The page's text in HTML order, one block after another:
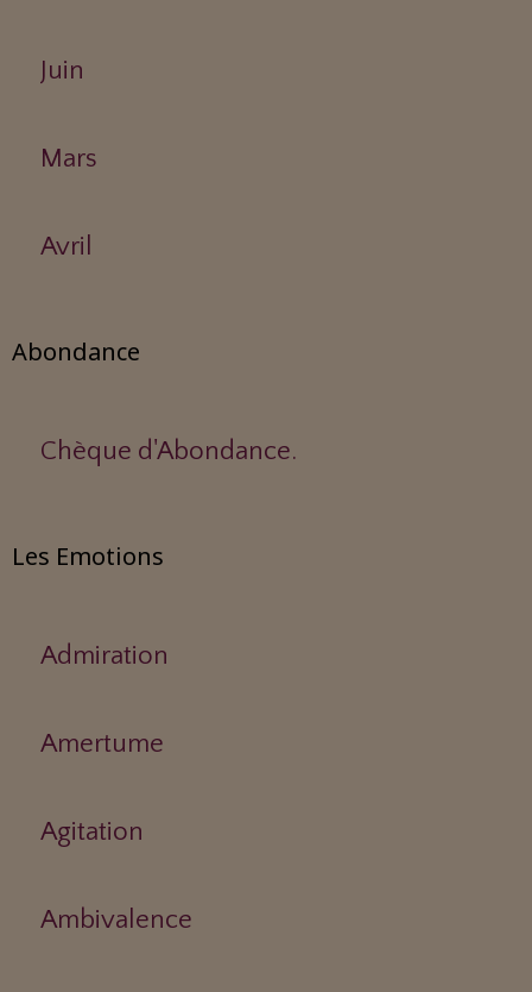
Juin
Mars
Avril
Abondance
Chèque d'Abondance.
Les Emotions
Admiration
Amertume
Agitation
Ambivalence